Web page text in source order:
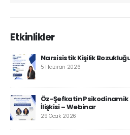
Etkinlikler
Narsisistik Kişilik
5 Haziran 2026
Öz-Şefkatin Psikodinamik
İlişkisi – Webinar
29 Ocak 2026